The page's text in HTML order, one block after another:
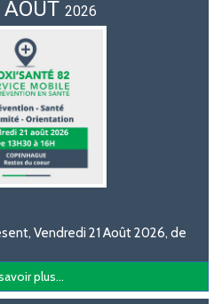
AOÛT 2026
Vendredi 21 Août 2026, de
plus...